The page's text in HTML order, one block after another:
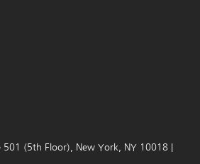
(5th Floor), New York, NY 10018 |